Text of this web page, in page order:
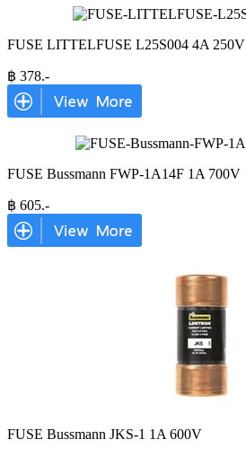
FUSE LITTELFUSE L25S004 4A 250V
฿ 378.-
FUSE Bussmann FWP-1A14F 1A 700V
฿ 605.-
FUSE Bussmann JKS-1 1A 600V